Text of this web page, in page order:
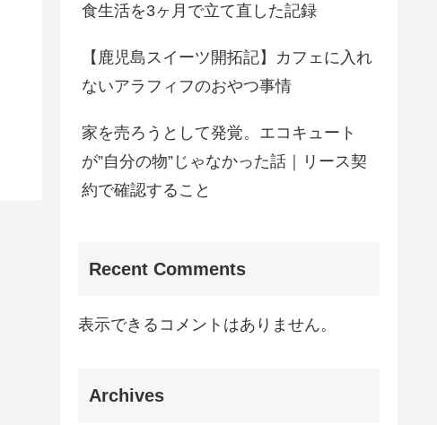
食生活を3ヶ月で立て直した記録
【鹿児島スイーツ開拓記】カフェに入れ
ないアラフィフのおやつ事情
家を売ろうとして発覚。エコキュート
が”自分の物”じゃなかった話｜リース契
約で確認すること
Recent Comments
表示できるコメントはありません。
Archives